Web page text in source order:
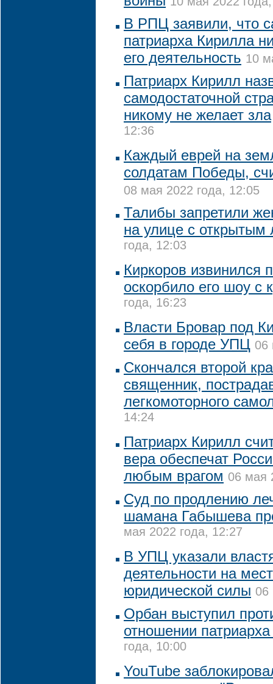
В РПЦ заявили, что
патриарха Кирилла
его деятельность 10
Патриарх Кирилл
самодостаточной
никому не желает зла
12:36
Каждый еврей на
солдатам Победы,
08 мая 2022 года, 12:05
Талибы запретили
на улице с открытым
года, 12:03
Киркоров извинился
оскорбило его шоу с
года, 16:23
Власти Бровар под
себя в городе УПЦ 06
Скончался второй
священник,
легкомоторного
14:24
Патриарх Кирилл
вера обеспечат
любым врагом 06 мая
Суд по продлению
шамана Габышева
мая 2022 года, 12:27
В УПЦ указали
деятельности на
юридической силы 06
Орбан выступил
отношении
года, 10:00
YouTube